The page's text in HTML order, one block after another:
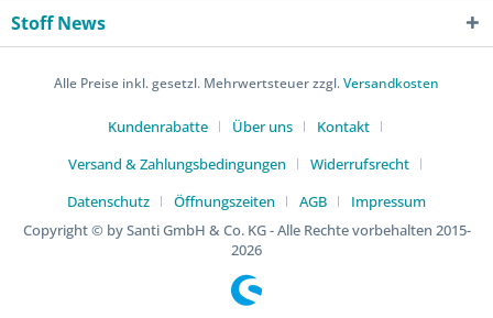
Stoff News
Alle Preise inkl. gesetzl. Mehrwertsteuer zzgl.Versandkosten
Kundenrabatte Über uns
Kontakt
Versand & Zahlungsbedingungen
Widerrufsrecht
Datenschutz
Öffnungszeiten AGB
Impressum
Copyright © by Santi GmbH & Co. KG - Alle Rechte vorbehalten 2015-
2026